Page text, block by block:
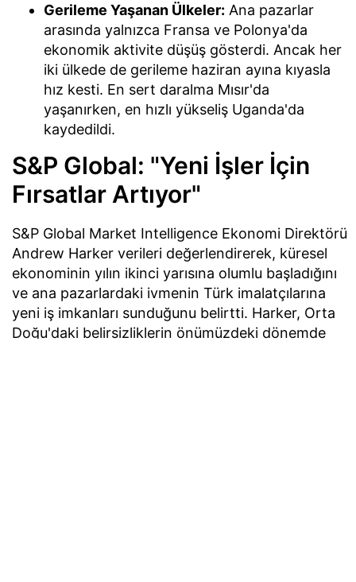
Gerileme Yaşanan Ülkeler: Ana pazarlar
arasında yalnızca Fransa ve Polonya'da
ekonomik aktivite düşüş gösterdi. Ancak her
iki ülkede de gerileme haziran ayına kıyasla
hız kesti. En sert daralma Mısır'da
yaşanırken, en hızlı yükseliş Uganda'da
kaydedildi.
S&P Global: "Yeni İşler İçin
Fırsatlar Artıyor"
S&P Global Market Intelligence Ekonomi Direktörü
Andrew Harker verileri değerlendirerek, küresel
ekonominin yılın ikinci yarısına olumlu başladığını
ve ana pazarlardaki ivmenin Türk imalatçılarına
yeni iş imkanları sunduğunu belirtti. Harker, Orta
Doğu'daki belirsizliklerin önümüzdeki dönemde